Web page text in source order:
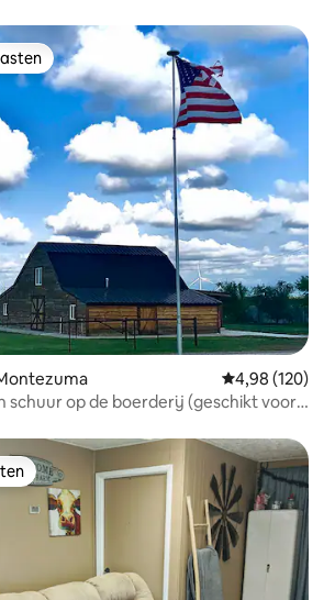
Gemiddelde
4,98 (120)
schuur op de boerderij (geschikt voor